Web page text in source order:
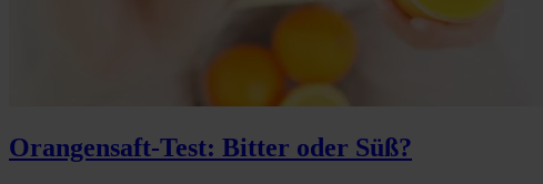
Orangensaft-Test: Bitter oder Süß?